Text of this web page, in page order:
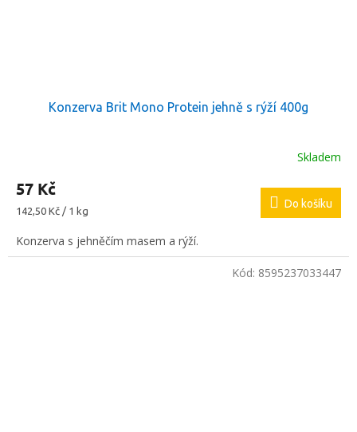
Konzerva Brit Mono Protein jehně s rýží 400g
Skladem
57 Kč
Měrná
142,50 Kč / 1 kg
Do košíku
Konzerva s jehněčím masem a rýží.
Kód: 8595237033447